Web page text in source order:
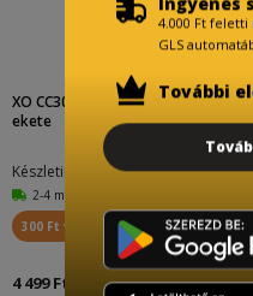
XO CC30 autós töltő (2xUSB port), f
ekete
Készletinfó:
2-4 munkanap
300 Ft visszajár
4 499 Ft
4.000 Ft
GLS
További